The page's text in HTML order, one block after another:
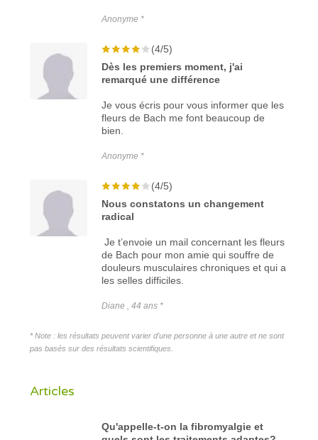
Anonyme *
(4/5)
Dès les premiers moment, j'ai
remarqué une différence
Je vous écris pour vous informer que les
fleurs de Bach me font beaucoup de
bien.
Anonyme *
(4/5)
Nous constatons un changement
radical
Je t’envoie un mail concernant les fleurs
de Bach pour mon amie qui souffre de
douleurs musculaires chroniques et qui a
les selles difficiles.
Diane , 44 ans *
* Note : les résultats peuvent varier d'une personne à une autre et ne sont
pas basés sur des résultats scientifiques.
Articles
Qu'appelle-t-on la fibromyalgie et